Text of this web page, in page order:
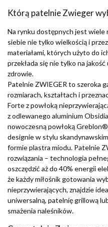
Którą patelnie Zwieger
Na rynku dostępnych jest wiele
siebie nie tylko wielkością i
materiałami, których użyto do
przekłada się nie tylko na
zdrowie.
Patelnie ZWIEGER to szeroka
rozmiarach, kształtach i
Forte z powłoką
z odlewanego aluminium
nowoczesną powłoką
designie w stylu
formie plastra miodu. Patelnie
rozwiązania – technologia
oszczędzić aż do 40% energii
że każdy miłośnik gotowania
nieprzywierających, znajdzie
uniwersalną, patelnię grillową
smażenia naleśników.